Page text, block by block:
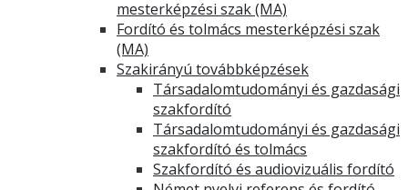
mesterképzési szak (MA)
Fordító és tolmács mesterképzési szak
(MA)
Szakirányú továbbképzések
Társadalomtudományi és gazdasági
szakfordító
Társadalomtudományi és gazdasági
szakfordító és tolmács
Szakfordító és audiovizuális fordító